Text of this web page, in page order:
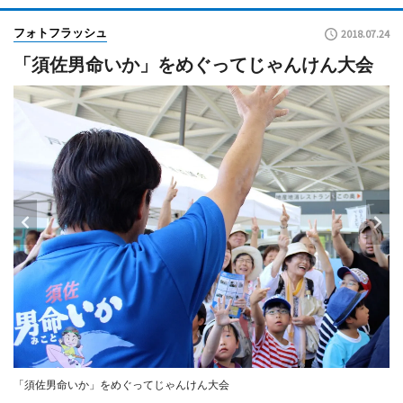
フォトフラッシュ 2018.07.24
「須佐男命いか」をめぐってじゃんけん大会
「須佐男命いか」をめぐってじゃんけん大会